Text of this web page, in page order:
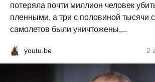
потеряла почти миллион человек
пленными, а три с половиной тысячи
самолетов были уничтожены,...
youtu.be 2